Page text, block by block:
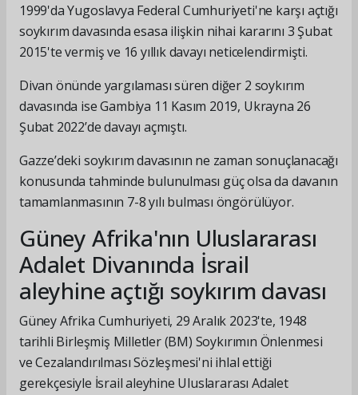
1999'da Yugoslavya Federal Cumhuriyeti'ne karşı açtığı
soykırım davasında esasa ilişkin nihai kararını 3 Şubat
2015'te vermiş ve 16 yıllık davayı neticelendirmişti.
Divan önünde yargılaması süren diğer 2 soykırım
davasında ise Gambiya 11 Kasım 2019, Ukrayna 26
Şubat 2022’de davayı açmıştı.
Gazze’deki soykırım davasının ne zaman sonuçlanacağı
konusunda tahminde bulunulması güç olsa da davanın
tamamlanmasının 7-8 yılı bulması öngörülüyor.
Güney Afrika'nın Uluslararası
Adalet Divanında İsrail
aleyhine açtığı soykırım davası
Güney Afrika Cumhuriyeti, 29 Aralık 2023'te, 1948
tarihli Birleşmiş Milletler (BM) Soykırımın Önlenmesi
ve Cezalandırılması Sözleşmesi'ni ihlal ettiği
gerekçesiyle İsrail aleyhine Uluslararası Adalet